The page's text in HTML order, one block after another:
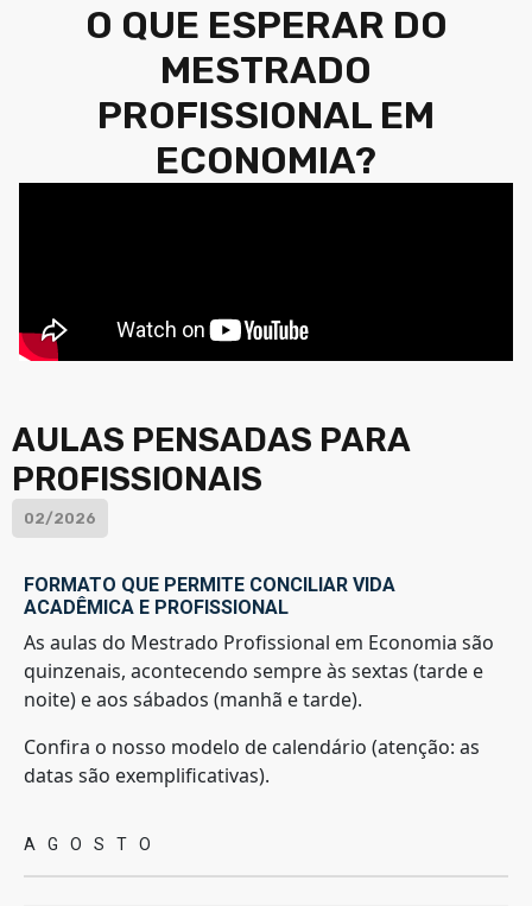
O QUE ESPERAR DO
MESTRADO
PROFISSIONAL EM
ECONOMIA?
AULAS PENSADAS PARA
PROFISSIONAIS
02/2026
AGOSTO
FORMATO QUE PERMITE CONCILIAR VIDA
ACADÊMICA E PROFISSIONAL
As aulas do Mestrado Profissional em Economia são
quinzenais, acontecendo sempre às sextas (tarde e
noite) e aos sábados (manhã e tarde).
Confira o nosso modelo de calendário (atenção: as
datas são exemplificativas).